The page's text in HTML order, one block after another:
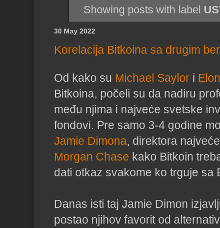
Showing posts with label
30 May 2022
Korelacija Bitkoina sa drugim
Od kako su Michael Saylor i
Bitkoina, počeli su da nadiru
među njima i najveće svetske
fondovi. Pre samo 3-4 godine
Jamie Dimona, direktora
Morgan Chase kako Bitkoin
dati otkaz svakome ko trguje sa
Danas isti taj Jamie Dimon
postao njihov favorit od